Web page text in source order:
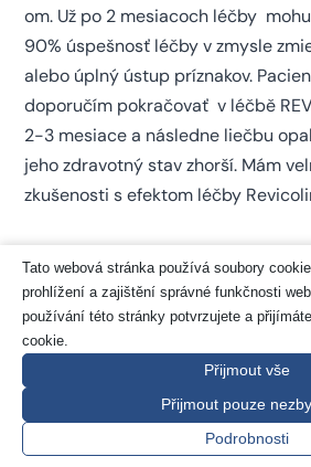
om. Už po 2 mesiacoch léčby
90% úspešnosť léčby v zmysle
alebo úplný ústup príznakov.
doporučím pokračovať v léčbě
2-3 mesiace a následne liečbu
jeho zdravotný stav zhorší. Mám
zkušenosti s efektom léčby
Témata
Alzheimerova choroba
Tato webová stránka používá soubory
prohlížení a zajištění správné funkčnosti
používání této stránky potvrzujete a
cookie.
Přijmout vše
Přijmout pouze
Podrobnosti